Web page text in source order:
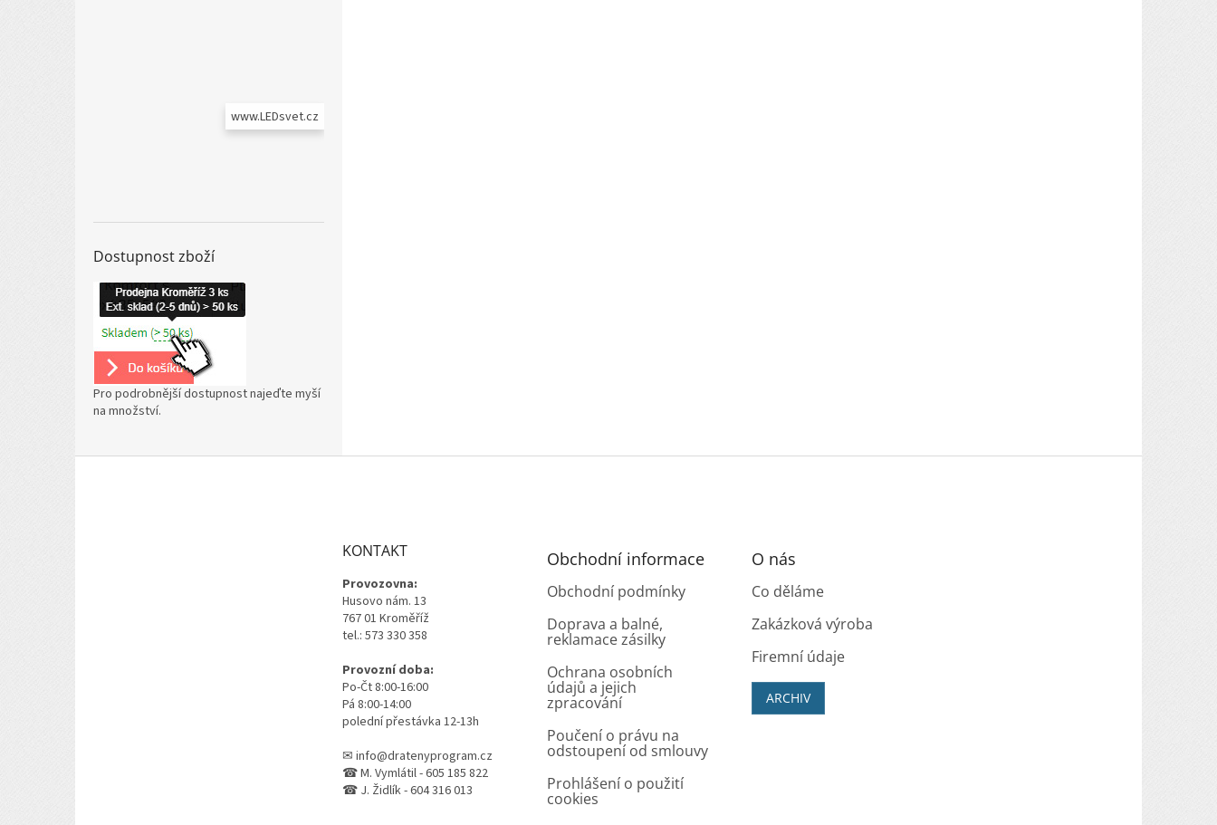
www.LEDsvet.cz
Dostupnost zboží
Pro podrobnější dostupnost najeďte myší
na množství.
KONTAKT
Provozovna:
Husovo nám. 13
767 01 Kroměříž
tel.: 573 330 358
Provozní doba:
Po-Čt 8:00-16:00
Pá 8:00-14:00
polední přestávka 12-13h
✉ info@dratenyprogram.cz
☎ M. Vymlátil - 605 185 822
☎ J. Židlík - 604 316 013
Obchodní informace
Obchodní podmínky
Doprava a balné,
reklamace zásilky
Ochrana osobních
údajů a jejich
zpracování
Poučení o právu na
odstoupení od smlouvy
Prohlášení o použití
cookies
O nás
Co děláme
Zakázková výroba
Firemní údaje
ARCHIV